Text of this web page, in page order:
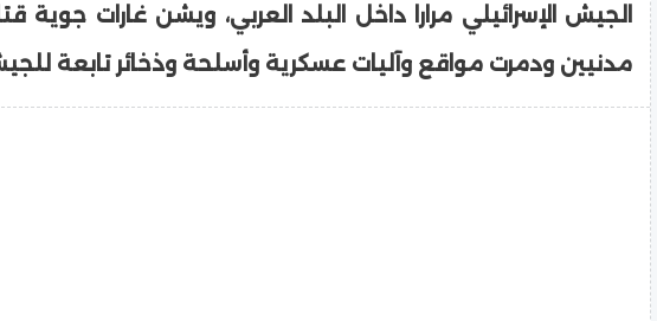
الجيش الإسرائيلي مرارا داخل البلد العربي، ويشن غارات جوية
مدنيين ودمرت مواقع وآليات عسكرية وأسلحة وذخائر تابعة